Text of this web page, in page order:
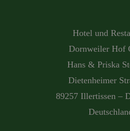
Hotel und
Dornweiler Hof
Hans & Priska
Dietenheimer
89257 Illertissen –